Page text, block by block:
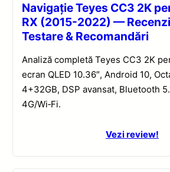
Navigație Teyes CC3 2K
RX (2015-2022) —
Testare & Recomandări
Analiză completă Teyes CC3 2K
ecran QLED 10.36″, Android 10,
4+32GB, DSP avansat, Bluetooth
4G/Wi‑Fi.
Vezi review!